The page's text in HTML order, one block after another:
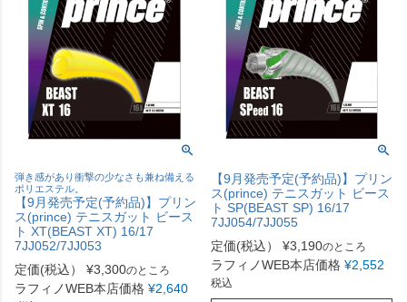
弾き感があり衝撃の少なさも兼ね備える
ポリエステル。
【9月発売予定(予約品)】プリン
ス(prince) テニスガット ビース
ト XT(BEAST XT) 16/17
7JJ052/7JJ053
定価(税込）
¥3,300のところ
ラフィノWEB本店価格 ¥2,640
【9月発売予定(予約品)】プリン
ス(prince) テニスガット ビース
ト SP(BEAST SP) 16/17
7JJ054/7JJ055
定価(税込）
¥3,190のところ
ラフィノWEB本店価格 ¥2,552
税込